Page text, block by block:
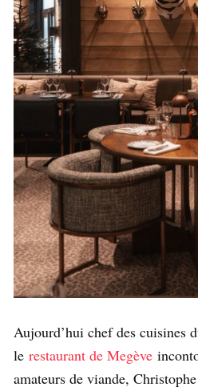
Aujourd’hui chef des cuisines
le restaurant de Megève
amateurs de viande,